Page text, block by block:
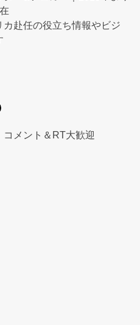
赴任の役立ち情報やビジ
メント＆RT大歓迎